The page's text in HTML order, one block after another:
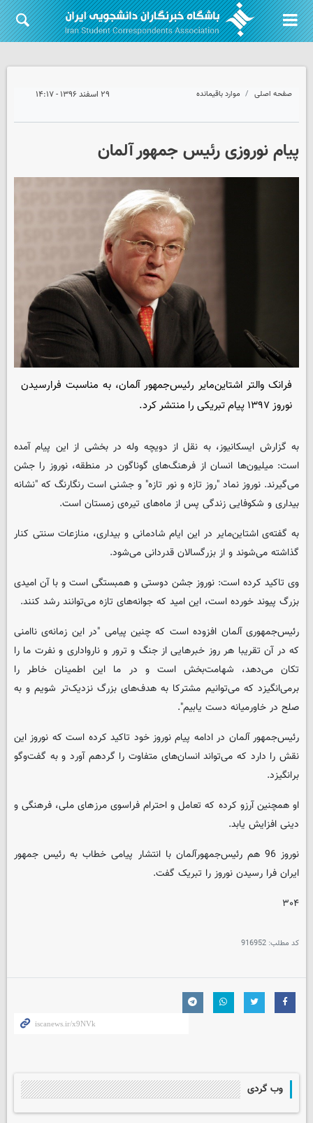
صفحه اصلی موارد باقیمانده ۲۹ اسفند ۱۳۹۶ - ۱۴:۱۷
پیام نوروزی رئیس جمهور آلمان
فرانک والتر اشتاین‌مایر رئیس‌جمهور آلمان، به مناسبت فرارسیدن
نوروز ۱۳۹۷ پیام تبریکی را منتشر کرد.
به گزارش ایسکانیوز، به نقل از دویچه وله در بخشی از این پیام آمده
است: میلیون‌ها انسان از فرهنگ‌های گوناگون در منطقه، نوروز را جشن
می‌گیرند. نوروز نماد "روز تازه و نور تازه" و جشنی است رنگارنگ که "نشانه‌
بیداری و شکوفایی زندگی پس از ماه‌های تیره‌ی زمستان است.
به گفته‌ی اشتاین‌مایر در این ایام شادمانی و بیداری، منازعات سنتی کنار
گذاشته می‌شوند و از بزرگسالان قدردانی می‌شود.
وی تاکید کرده است: نوروز جشن دوستی و همبستگی است و با آن امیدی
بزرگ پیوند خورده است، این امید که جوانه‌های تازه می‌توانند رشد کنند.
رئیس‌جمهوری آلمان افزوده است که چنین پیامی "در این زمانه‌ی ناامنی
که در آن تقریبا هر روز خبرهایی از جنگ و ترور و نارواداری و نفرت ما را
تکان می‌دهد، شهامت‌بخش است و در ما این اطمینان خاطر را
برمی‌انگیزد که می‌توانیم مشترکا به هدف‌های بزرگ نزدیک‌تر شویم و به
صلح در خاورمیانه دست یابیم".
رئیس‌جمهور آلمان در ادامه پیام نوروز خود تاکید کرده است که نوروز این
نقش را دارد که می‌تواند انسان‌های متفاوت را گردهم آورد و به گفت‌وگو
برانگیزد.
او همچنین آرزو کرده که تعامل و احترام فراسوی مرزهای ملی، فرهنگی و
دینی افزایش یابد.
نوروز 96 هم رئیس‌جمهورآلمان با انتشار پیامی خطاب به رئیس‌ جمهور
ایران فرا رسیدن نوروز را تبریک گفت.
۳۰۴
کد مطلب: 916952
وب گردی